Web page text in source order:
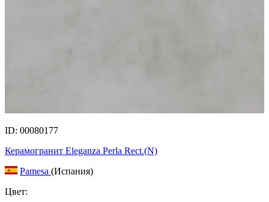
ID: 00080177
Керамогранит Eleganza Perla Rect.(N)
Pamesa (Испания)
Цвет: